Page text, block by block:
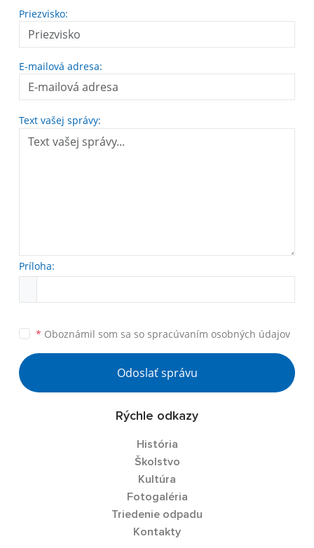
Priezvisko:
E-mailová adresa:
Text vašej správy:
Príloha:
* Oboznámil som sa so spracúvaním osobných údajov
Odoslať správu
Rýchle odkazy
História
Školstvo
Kultúra
Fotogaléria
Triedenie odpadu
Kontakty